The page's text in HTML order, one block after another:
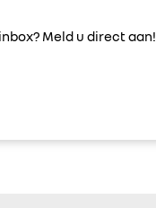
Meld u direct aan!